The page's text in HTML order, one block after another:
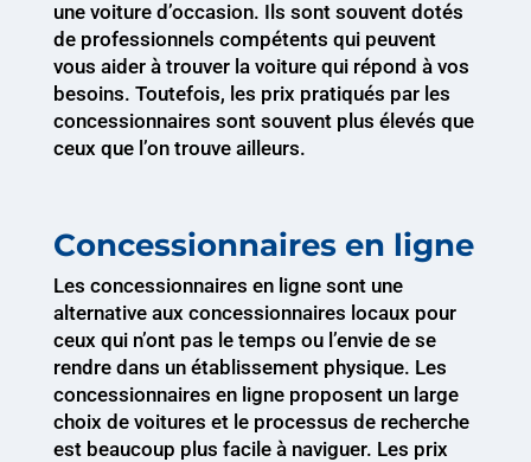
une voiture d’occasion. Ils sont souvent dotés
de professionnels compétents qui peuvent
vous aider à trouver la voiture qui répond à vos
besoins. Toutefois, les prix pratiqués par les
concessionnaires sont souvent plus élevés que
ceux que l’on trouve ailleurs.
Concessionnaires en ligne
Les concessionnaires en ligne sont une
alternative aux concessionnaires locaux pour
ceux qui n’ont pas le temps ou l’envie de se
rendre dans un établissement physique. Les
concessionnaires en ligne proposent un large
choix de voitures et le processus de recherche
est beaucoup plus facile à naviguer. Les prix